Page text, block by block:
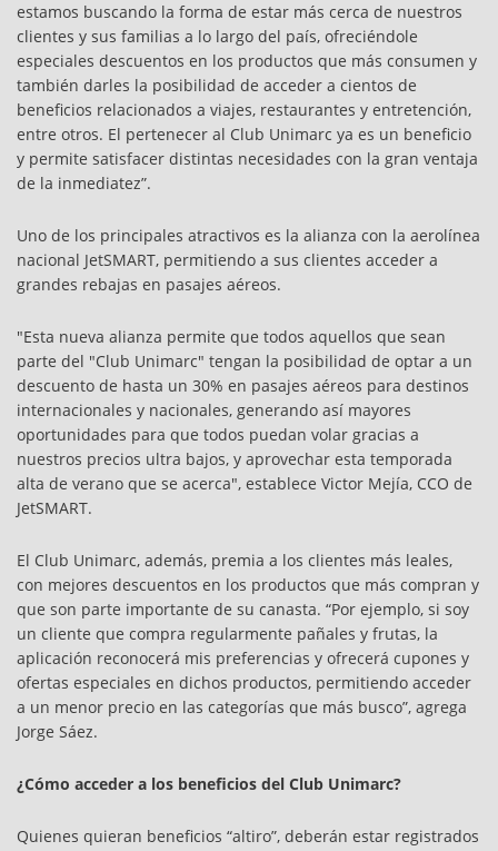
estamos buscando la forma de estar más cerca de nuestros
clientes y sus familias a lo largo del país, ofreciéndole
especiales descuentos en los productos que más consumen y
también darles la posibilidad de acceder a cientos de
beneficios relacionados a viajes, restaurantes y entretención,
entre otros. El pertenecer al Club Unimarc ya es un beneficio
y permite satisfacer distintas necesidades con la gran ventaja
de la inmediatez”.
Uno de los principales atractivos es la alianza con la aerolínea
nacional JetSMART, permitiendo a sus clientes acceder a
grandes rebajas en pasajes aéreos.
"Esta nueva alianza permite que todos aquellos que sean
parte del "Club Unimarc" tengan la posibilidad de optar a un
descuento de hasta un 30% en pasajes aéreos para destinos
internacionales y nacionales, generando así mayores
oportunidades para que todos puedan volar gracias a
nuestros precios ultra bajos, y aprovechar esta temporada
alta de verano que se acerca", establece Victor Mejía, CCO de
JetSMART.
El Club Unimarc, además, premia a los clientes más leales,
con mejores descuentos en los productos que más compran y
que son parte importante de su canasta. “Por ejemplo, si soy
un cliente que compra regularmente pañales y frutas, la
aplicación reconocerá mis preferencias y ofrecerá cupones y
ofertas especiales en dichos productos, permitiendo acceder
a un menor precio en las categorías que más busco”, agrega
Jorge Sáez.
¿Cómo acceder a los beneficios del Club Unimarc?
Quienes quieran beneficios “altiro”, deberán estar registrados